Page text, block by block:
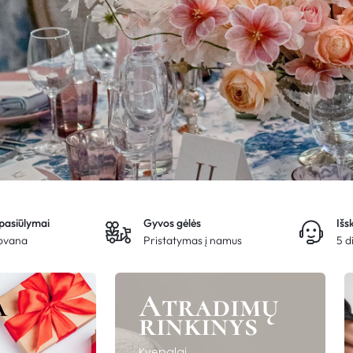
Gyvos gėlės
Pristatymas į namus
5
Atradimų
rinkinys